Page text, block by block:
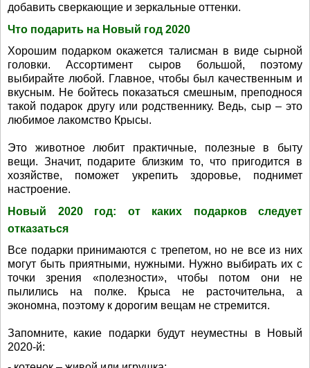
добавить сверкающие и зеркальные оттенки.
Что подарить на Новый год 2020
Хорошим подарком окажется талисман в виде сырной
головки. Ассортимент сыров большой, поэтому
выбирайте любой. Главное, чтобы был качественным и
вкусным. Не бойтесь показаться смешным, преподнося
такой подарок другу или родственнику. Ведь, сыр – это
любимое лакомство Крысы.
Это животное любит практичные, полезные в быту
вещи. Значит, подарите близким то, что пригодится в
хозяйстве, поможет укрепить здоровье, поднимет
настроение.
Новый 2020 год: от каких подарков следует
отказаться
Все подарки принимаются с трепетом, но не все из них
могут быть приятными, нужными. Нужно выбирать их с
точки зрения «полезности», чтобы потом они не
пылились на полке. Крыса не расточительна, а
экономна, поэтому к дорогим вещам не стремится.
Запомните, какие подарки будут неуместны в Новый
2020-й: